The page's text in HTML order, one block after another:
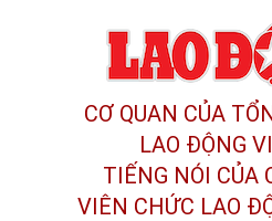
CƠ QUAN CỦA
LAO ĐỘNG
TIẾNG NÓI CỦA
VIÊN CHỨC LAO